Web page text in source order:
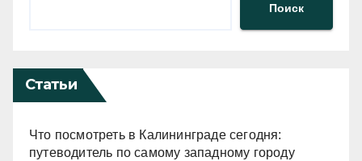
Поиск
Статьи
Что посмотреть в Калининграде сегодня:
путеводитель по самому западному городу